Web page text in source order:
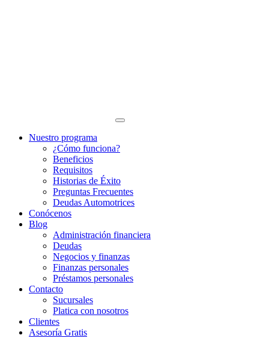
Nuestro programa
¿Cómo funciona?
Beneficios
Requisitos
Historias de Éxito
Preguntas Frecuentes
Deudas Automotrices
Conócenos
Blog
Administración financiera
Deudas
Negocios y finanzas
Finanzas personales
Préstamos personales
Contacto
Sucursales
Platica con nosotros
Clientes
Asesoría Gratis